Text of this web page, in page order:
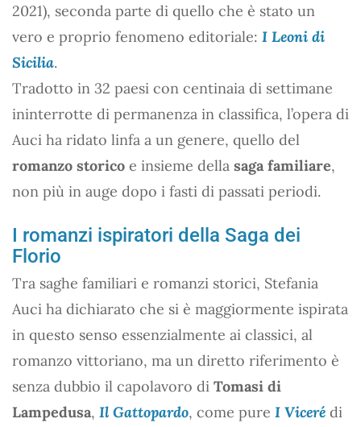
2021), seconda parte di quello che è stato un
vero e proprio fenomeno editoriale: I Leoni di
Sicilia.
Tradotto in 32 paesi con centinaia di settimane
ininterrotte di permanenza in classifica, l’opera di
Auci ha ridato linfa a un genere, quello del
romanzo storico e insieme della saga familiare,
non più in auge dopo i fasti di passati periodi.
I romanzi ispiratori della Saga dei
Florio
Tra saghe familiari e romanzi storici, Stefania
Auci ha dichiarato che si è maggiormente ispirata
in questo senso essenzialmente ai classici, al
romanzo vittoriano, ma un diretto riferimento è
senza dubbio il capolavoro di Tomasi di
Lampedusa, Il Gattopardo, come pure I Viceré di